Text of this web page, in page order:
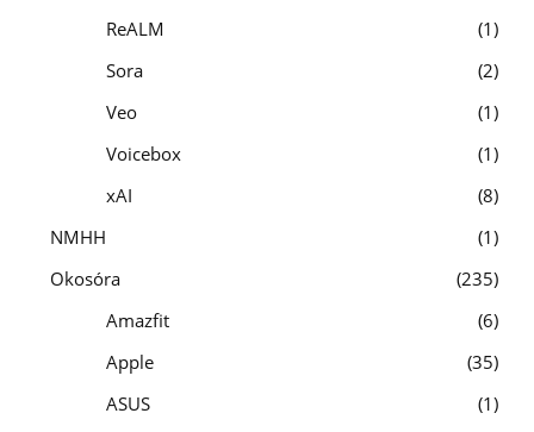
ReALM
1
Sora
2
Veo
1
Voicebox
1
xAI
8
NMHH
1
Okosóra
235
Amazfit
6
Apple
35
ASUS
1